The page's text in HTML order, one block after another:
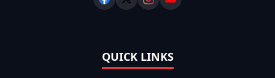
QUICK LINKS